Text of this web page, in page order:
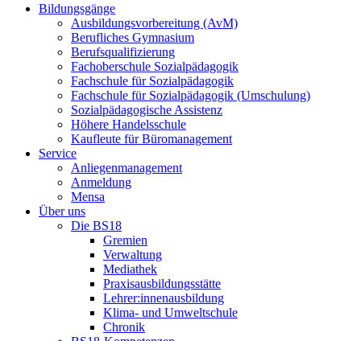
Bildungsgänge
Ausbildungsvorbereitung (AvM)
Berufliches Gymnasium
Berufsqualifizierung
Fachoberschule Sozialpädagogik
Fachschule für Sozialpädagogik
Fachschule für Sozialpädagogik (Umschulung)
Sozialpädagogische Assistenz
Höhere Handelsschule
Kaufleute für Büromanagement
Service
Anliegenmanagement
Anmeldung
Mensa
Über uns
Die BS18
Gremien
Verwaltung
Mediathek
Praxisausbildungsstätte
Lehrer:innenausbildung
Klima- und Umweltschule
Chronik